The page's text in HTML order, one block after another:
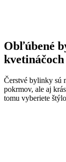
Obľúbené
kvetináčoch
Čerstvé bylinky sú
pokrmov, ale aj
tomu vyberiete